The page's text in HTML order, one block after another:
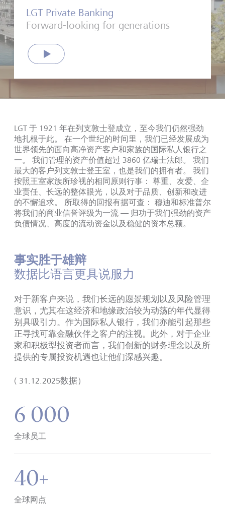
LGT Private Banking
Forward-looking for generations
Play
LGT 于 1921 年在列支敦士登成立 ， 至今我们仍然强劲
地扎根于此。
在一个世纪的时间里 ， 我们已经发展成为
世界领先的面向高净资产客户和家族的国际私人银行之
一。
我们管理的资产价值超过 3860 亿瑞士法郎。
我们
最大的客户列支敦士登王室 ， 也是我们的拥有者。
我们
按照王室家族所珍视的相同原则行事 ： 尊重、友爱、企
业责任、长远的整体眼光 ， 以及对于品质、创新和改进
的不懈追求。
所取得的回报有据可查 ： 穆迪和标准普尔
将我们的商业信誉评级为一流 — 归功于我们强劲的资产
负债情况、高度的流动资金以及稳健的资本总额。
事实胜于雄辩
数据比语言更具说服力
对于新客户来说，我们长远的愿景规划以及风险管理
意识，尤其在这经济和地缘政治较为动荡的年代显得
别具吸引力。作为国际私人银行，我们亦能引起那些
正寻找可靠金融伙伴之客户的注视。此外，对于企业
家和积极型投资者而言，我们创新的财务理念以及所
提供的专属投资机遇也让他们深感兴趣。
( 31.12.2025数据）
6 000
全球员工
40+
全球网点